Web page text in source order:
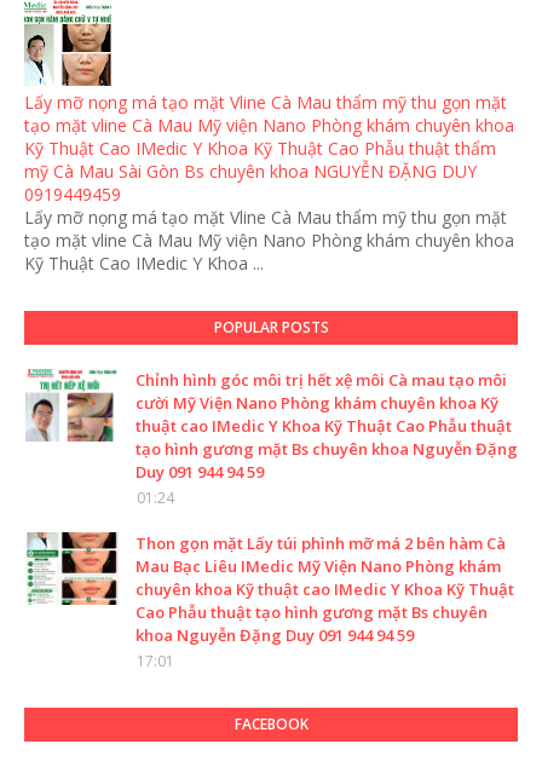
Lấy mỡ nọng má tạo mặt Vline Cà Mau thẩm mỹ thu gọn mặt
tạo mặt vline Cà Mau Mỹ viện Nano Phòng khám chuyên khoa
Kỹ Thuật Cao IMedic Y Khoa Kỹ Thuật Cao Phẫu thuật thẩm
mỹ Cà Mau Sài Gòn Bs chuyên khoa NGUYỄN ĐẶNG DUY
0919449459
Lấy mỡ nọng má tạo mặt Vline Cà Mau thẩm mỹ thu gọn mặt
tạo mặt vline Cà Mau Mỹ viện Nano Phòng khám chuyên khoa
Kỹ Thuật Cao IMedic Y Khoa ...
POPULAR POSTS
Chỉnh hình góc môi trị hết xệ môi Cà mau tạo môi
cười Mỹ Viện Nano Phòng khám chuyên khoa Kỹ
thuật cao IMedic Y Khoa Kỹ Thuật Cao Phẫu thuật
tạo hình gương mặt Bs chuyên khoa Nguyễn Đặng
Duy 091 944 94 59
01:24
Thon gọn mặt Lấy túi phình mỡ má 2 bên hàm Cà
Mau Bạc Liêu IMedic Mỹ Viện Nano Phòng khám
chuyên khoa Kỹ thuật cao IMedic Y Khoa Kỹ Thuật
Cao Phẫu thuật tạo hình gương mặt Bs chuyên
khoa Nguyễn Đặng Duy 091 944 94 59
17:01
FACEBOOK